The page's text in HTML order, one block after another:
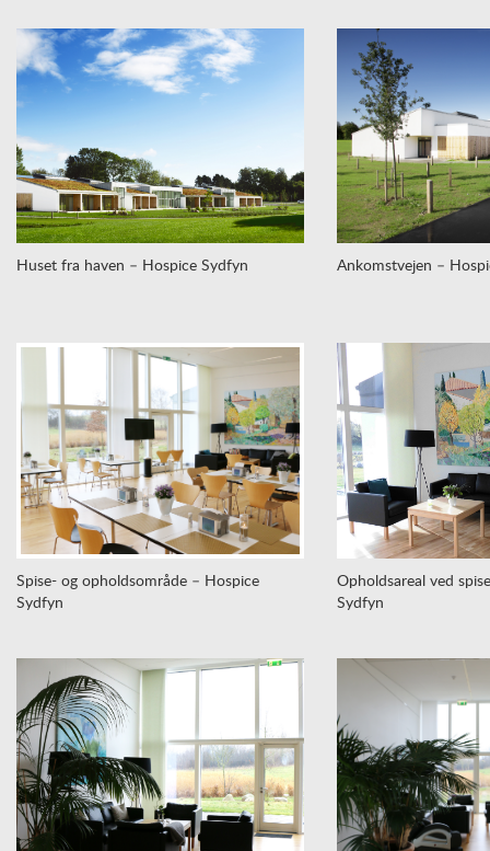
Huset fra haven – Hospice Sydfyn Ankomstvejen –
Spise- og opholdsområde – Hospice
Sydfyn
Opholdsareal ved
Sydfyn